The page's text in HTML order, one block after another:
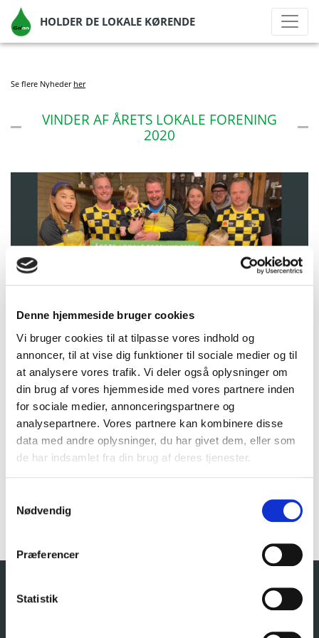
Denne hjemmeside bruger cookies
Vi bruger cookies til at tilpasse vores indhold og
annoncer, til at vise dig funktioner til sociale medier og til
at analysere vores trafik. Vi deler også oplysninger om
din brug af vores hjemmeside med vores partnere inden
for sociale medier, annonceringspartnere og
analysepartnere. Vores partnere kan kombinere disse
data med andre oplysninger, du har givet dem, eller som
de har indsamlet fra din brug af deres tjenester.
Nødvendig
Præferencer
Statistik
HOLDER DE LOKALE KØRENDE
Se flere Nyheder her
VINDER AF ÅRETS LOKALE FORENING
2020
af Go'on Gruppen A/S|feb 26, 2021|Lokal støtte
Konkurrencen af Årets Lokale Forening 2020 er slut.
Vinderen ser du her, Vorupør Boldklub. Stort tillykke!
Hvert år hylder vi de mange foreninger, der skaber liv og
sammenhold i det lokale Danmark. Og belønner Årets
Lokale Forening med 100.000 kroner. Derudover belønnes
yderligere 19 foreninger med enten 50.000, 15.000, 5.000
eller 2.500 kr. Endelig er der 25.000 kr. til en regional vinder
i hver af de 5 regioner.